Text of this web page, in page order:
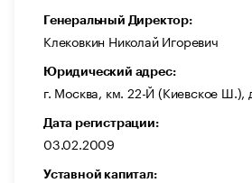
Генеральный Директор:
Клековкин Николай Игоревич
Юридический адрес:
г. Москва, км. 22-Й (Киевское Ш.),
Дата регистрации:
03.02.2009
Уставной капитал: